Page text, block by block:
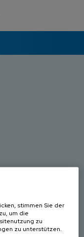
stimmen Sie der
um die
zu
zu unterstützen.